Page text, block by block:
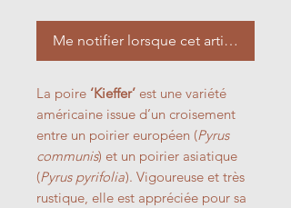
Me notifier lorsque cet article est
La poire ‘Kieffer’ est une variété
américaine issue d’un croisement
entre un poirier européen (Pyrus
communis) et un poirier asiatique
(Pyrus pyrifolia). Vigoureuse et très
rustique, elle est appréciée pour sa